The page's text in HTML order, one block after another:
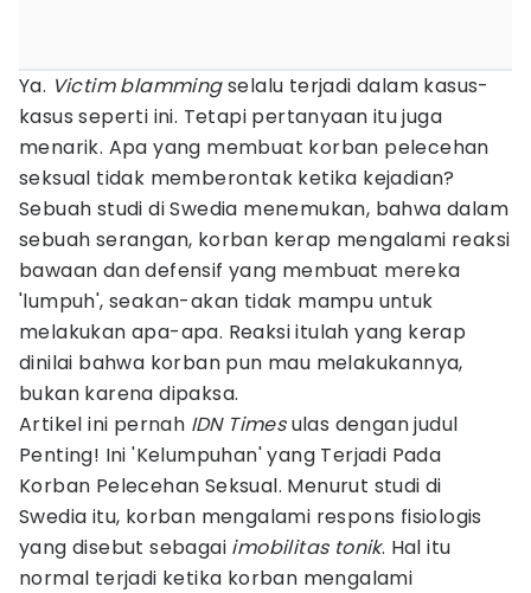
Ya. Victim blammingselalu terjadi dalam kasus-
kasus seperti ini. Tetapi pertanyaan itu juga
menarik. Apa yang membuat korban pelecehan
seksual tidak memberontak ketika kejadian?
Sebuah studi di Swedia menemukan, bahwa dalam
sebuah serangan, korban kerap mengalami reaksi
bawaan dan defensif yang membuat mereka
'lumpuh', seakan-akan tidak mampu untuk
melakukan apa-apa. Reaksi itulah yang kerap
dinilai bahwa korban pun mau melakukannya,
bukan karena dipaksa.
Artikel ini pernah IDN Timesulas dengan judul
Penting! Ini 'Kelumpuhan' yang Terjadi Pada
Korban Pelecehan Seksual. Menurut studi di
Swedia itu, korban mengalami respons fisiologis
yang disebut sebagai imobilitas tonik. Hal itu
normal terjadi ketika korban mengalami